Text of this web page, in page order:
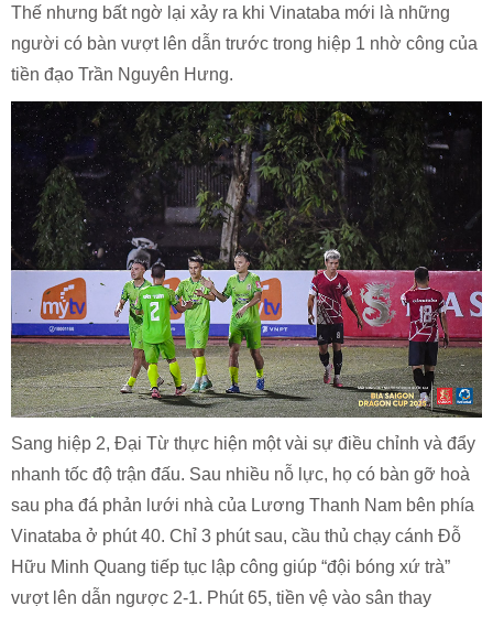
Thế nhưng bất ngờ lại xảy ra khi Vinataba mới là những
người có bàn vượt lên dẫn trước trong hiệp 1 nhờ công của
tiền đạo Trần Nguyên Hưng.
Sang hiệp 2, Đại Từ thực hiện một vài sự điều chỉnh và đẩy
nhanh tốc độ trận đấu. Sau nhiều nỗ lực, họ có bàn gỡ hoà
sau pha đá phản lưới nhà của Lương Thanh Nam bên phía
Vinataba ở phút 40. Chỉ 3 phút sau, cầu thủ chạy cánh Đỗ
Hữu Minh Quang tiếp tục lập công giúp “đội bóng xứ trà”
vượt lên dẫn ngược 2-1. Phút 65, tiền vệ vào sân thay